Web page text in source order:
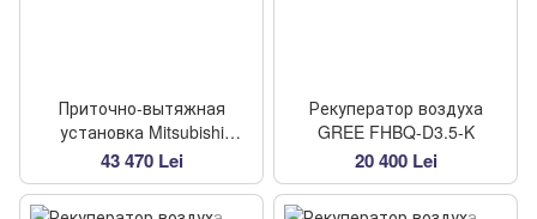
Приточно-вытяжная
установка Mitsubishi
Electric LGH-50RVX-E
43 470 Lei
Рекуператор воздуха
GREE FHBQ-D3.5-K
20 400 Lei